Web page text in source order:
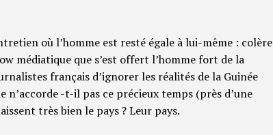
où l’homme est resté égale à lui-même : colère
médiatique que s’est offert l’homme fort de la
français d’ignorer les réalités de la Guinée
-t-il pas ce précieux temps (près d’une
très bien le pays ? Leur pays.